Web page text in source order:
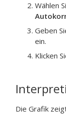
Wählen
Geben
ein.
Klicken
Die Grafik